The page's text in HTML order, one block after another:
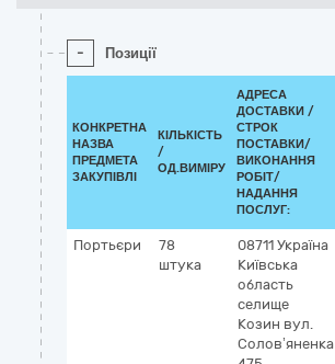
- Позиції
КОНКРЕТНА
НАЗВА
ПРЕДМЕТА
ЗАКУПІВЛІ
КІЛЬКІСТЬ
/
ОД.ВИМІРУ
АДРЕСА
ДОСТАВКИ /
СТРОК
ПОСТАВКИ/
ВИКОНАННЯ
РОБІТ/
НАДАННЯ
ПОСЛУГ:
Портьєри
78
штука
08711 Україна
Київська
область
селище
Козин вул.
Солов’яненка